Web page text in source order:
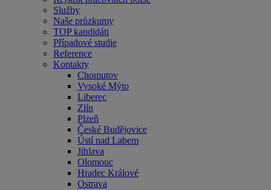
Služby
Naše průzkumy
TOP kandidáti
Případové studie
Reference
Kontakty
Chomutov
Vysoké Mýto
Liberec
Zlín
Plzeň
České Budějovice
Ústí nad Labem
Jihlava
Olomouc
Hradec Králové
Ostrava